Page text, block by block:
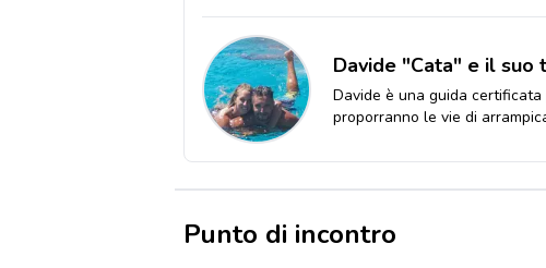
Davide "Cata" e il suo
Davide è una guida
proporranno le vie di
Punto di incontro